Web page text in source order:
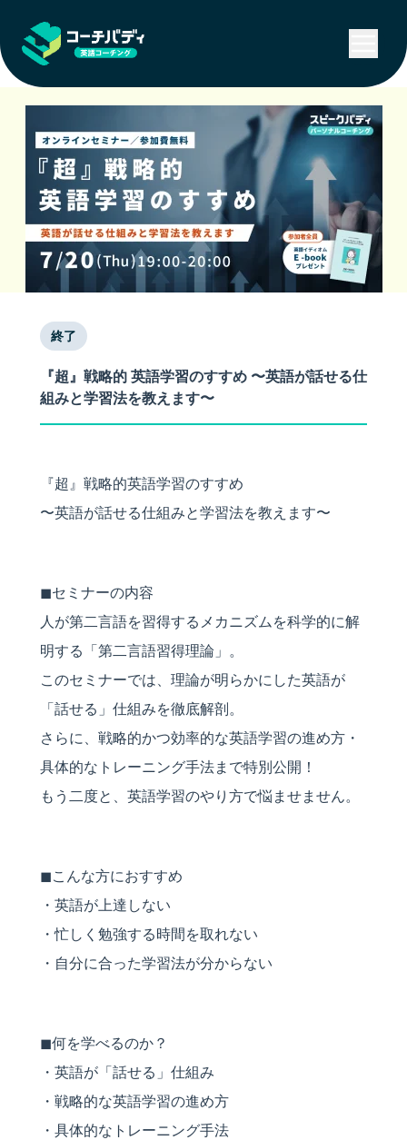
終了
『超』戦略的 英語学習のすすめ 〜英語が話せる仕
組みと学習法を教えます〜
『超』戦略的英語学習のすすめ
〜英語が話せる仕組みと学習法を教えます〜
◼︎セミナーの内容
人が第二言語を習得するメカニズムを科学的に解
明する「第二言語習得理論」。
このセミナーでは、理論が明らかにした英語が
「話せる」仕組みを徹底解剖。
さらに、戦略的かつ効率的な英語学習の進め方・
具体的なトレーニング手法まで特別公開！
もう二度と、英語学習のやり方で悩ませません。
◼︎こんな方におすすめ
・英語が上達しない
・忙しく勉強する時間を取れない
・自分に合った学習法が分からない
◼︎何を学べるのか？
・英語が「話せる」仕組み
・戦略的な英語学習の進め方
・具体的なトレーニング手法